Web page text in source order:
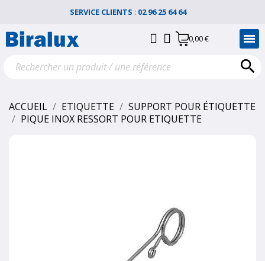
SERVICE CLIENTS : 02 96 25 64 64
0,00 €

ACCUEIL ETIQUETTE
SUPPORT POUR ÉTIQUETTE
PIQUE INOX RESSORT POUR ETIQUETTE